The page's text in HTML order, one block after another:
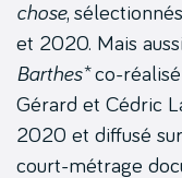
chose,
et 2020. Mais
Barthes*co-réalisé
Gérard et Cédric
2020 et diffusé
court-métrage